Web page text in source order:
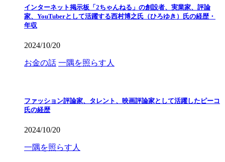
インターネット掲示板「2ちゃんねる」の創設者、実業家、評論
家、YouTuberとして活躍する西村博之氏（ひろゆき）氏の経歴・
年収
2024/10/20
お金の話 一隅を照らす人
ファッション評論家、タレント、映画評論家として活躍したピーコ
氏の経歴
2024/10/20
一隅を照らす人